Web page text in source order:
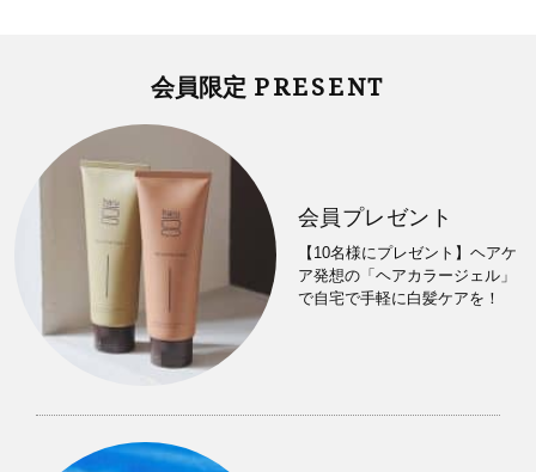
会員限定 PRESENT
会員プレゼント
【10名様にプレゼント】ヘアケ
ア発想の「ヘアカラージェル」
で自宅で手軽に白髪ケアを！